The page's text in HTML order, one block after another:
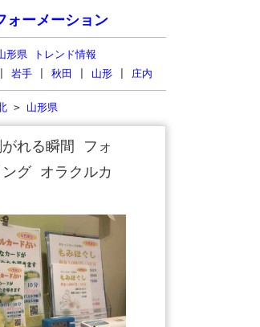
ォーメーション
形県 トレンド情報
岩手 秋田 山形 庄内
> 山形県
れる瞬間 フォ
グ オラクルカ